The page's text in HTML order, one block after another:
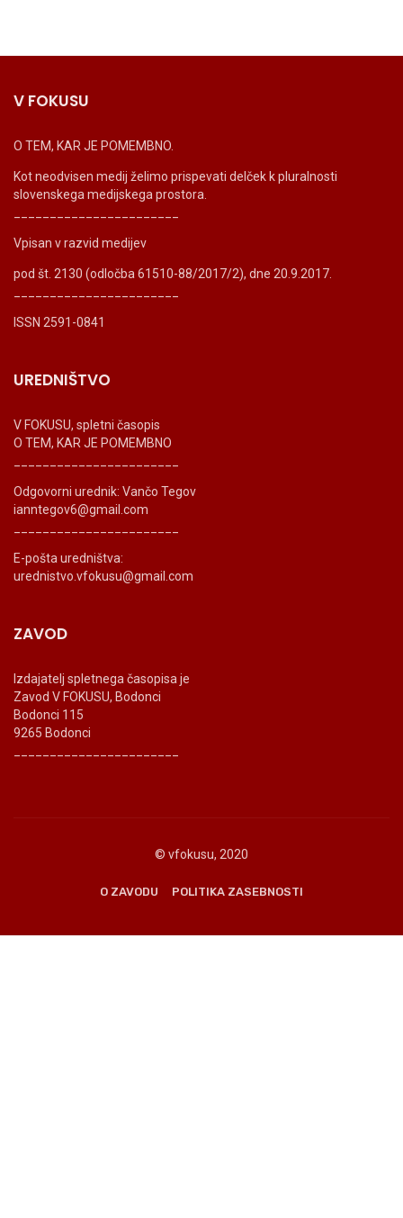
V FOKUSU
O TEM, KAR JE POMEMBNO.
Kot neodvisen medij želimo prispevati delček k pluralnosti
slovenskega medijskega prostora.
Vpisan v razvid medijev
pod št. 2130 (odločba 61510-88/2017/2), dne 20.9.2017.
ISSN 2591-0841
UREDNIŠTVO
V FOKUSU, spletni časopis
O TEM, KAR JE POMEMBNO
Odgovorni urednik: Vančo Tegov
ianntegov6@gmail.com
E-pošta uredništva:
urednistvo.vfokusu@gmail.com
ZAVOD
Izdajatelj spletnega časopisa je
Zavod V FOKUSU, Bodonci
Bodonci 115
9265 Bodonci
© vfokusu, 2020
O ZAVODU POLITIKA ZASEBNOSTI